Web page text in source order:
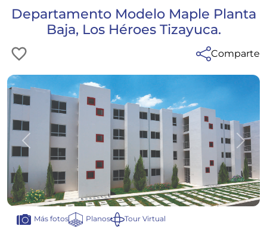
Departamento Modelo Maple Planta
Baja, Los Héroes Tizayuca.
Comparte
Anterior
Más fotos Planos Tour Virtual